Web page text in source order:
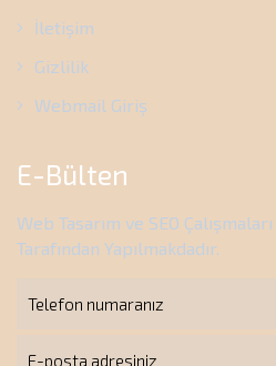
İletişim
Gizlilik
Webmail Giriş
E-Bülten
Web Tasarım ve SEO Çalışmaları
Tarafından Yapılmakdadır.